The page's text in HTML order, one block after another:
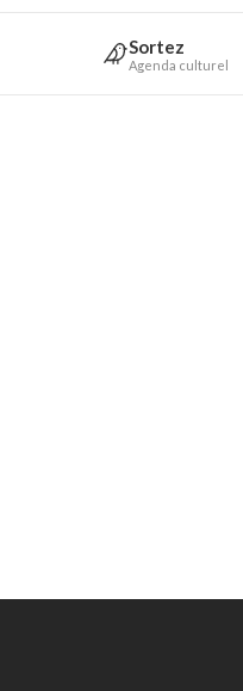
Sortez
Agenda culturel